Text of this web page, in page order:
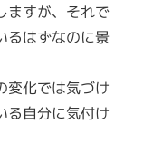
ますが、それで
るはずなのに景
変化では気づけ
る自分に気付け